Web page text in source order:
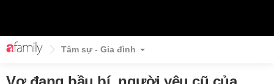
Tâm sự - Gia đình